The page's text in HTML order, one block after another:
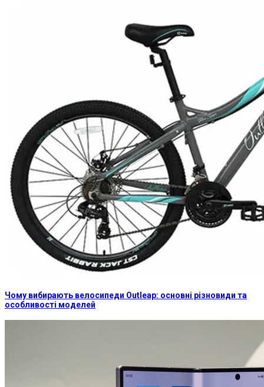
Чому вибирають велосипеди Outleap: основні різновиди та
особливості моделей